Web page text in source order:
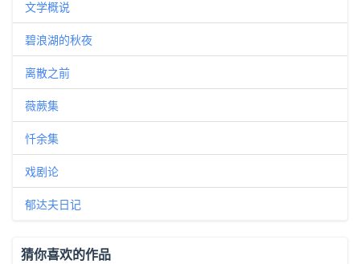
文学概说
碧浪湖的秋夜
离散之前
薇蕨集
忏余集
戏剧论
郁达夫日记
猜你喜欢的作品